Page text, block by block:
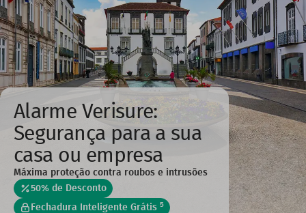
Alarme Verisure:
Segurança para a sua
casa ou empresa
Máxima proteção contra roubos e intrusões
50% de Desconto
Fechadura Inteligente Grátis 5